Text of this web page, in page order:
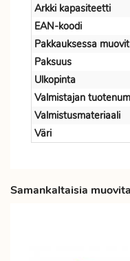
Arkki kapasiteetti
EAN-koodi
Pakkauksessa
Paksuus
Ulkopinta
Valmistajan
Valmistusmateriaali
Väri
Samankaltaisia